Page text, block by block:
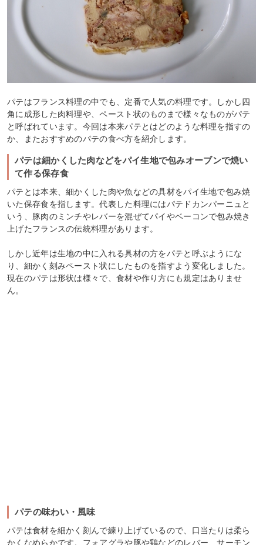
パテはフランス料理の中でも、定番で人気の料理です。しかし四
角に成形した肉料理や、ペースト状のものまで様々なものがパテ
と呼ばれています。今回は本来パテとはどのような料理を指すの
か、またおすすめのパテの食べ方を紹介します。
パテは細かくした肉などをパイ生地で包みオーブンで焼い
て作る保存食
パテとは本来、細かくした肉や魚などの具材をパイ生地で包み焼
いた保存食を指します。代表した料理にはパテドカンパーニュと
いう、豚肉のミンチやレバーを混ぜてパイやベーコンで包み焼き
上げたフランスの伝統料理があります。
しかし近年は生地の中に入れる具材の方をパテと呼ぶようにな
り、細かく刻みペースト状にしたものを指すよう変化しました。
現在のパテは形状は様々で、食材や作り方にも規定はありませ
ん。
パテの味わい・風味
パテは食材を細かく刻んで練り上げているので、口当たりは柔ら
かくなめらかです。フォアグラや豚や鶏などのレバー、サーモン